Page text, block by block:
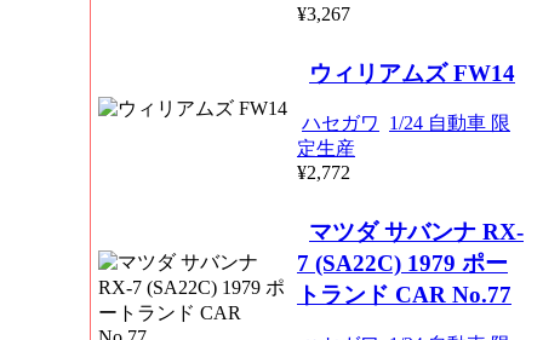
¥3,267
ウィリアムズ FW14
ハセガワ
1/24 自動車 限
定生産
¥2,772
マツダ サバンナ RX-
7 (SA22C) 1979 ポー
トランド CAR No.77